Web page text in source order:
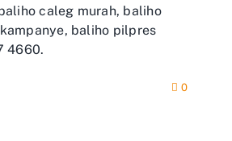
caleg murah, baliho
baliho pilpres
4660.
0